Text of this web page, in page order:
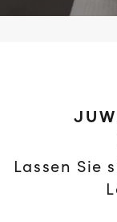
Lassen Sie